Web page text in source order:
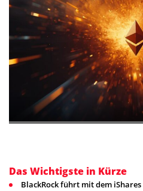
Das Wichtigste in Kürze
BlackRock führt mit dem